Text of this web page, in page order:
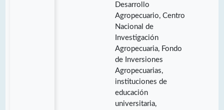
Desarrollo
Agropecuario, Centro
Nacional de
Investigación
Agropecuaria, Fondo
de Inversiones
Agropecuarias,
instituciones de
educación
universitaria,